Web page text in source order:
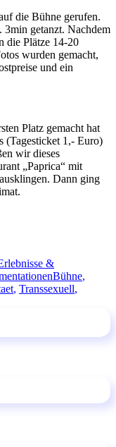
die Bühne gerufen.
3min getanzt. Nachdem
die Plätze 14-20
wurden gemacht,
und ein
Platz gemacht hat
(Tagesticket 1,- Euro)
wir dieses
„Paprica“ mit
Dann ging
&
Schlagwörter
Bühne,
, Transsexuell,